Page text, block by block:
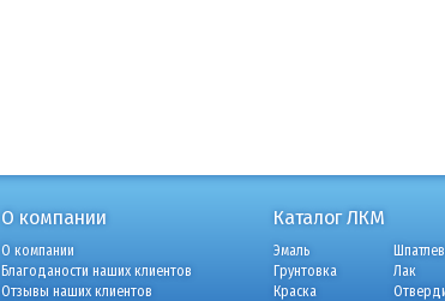
О компании
О компании
Благоданости наших клиентов
Отзывы наших клиентов
Каталог ЛКМ
Эмаль
Грунтовка
Лак
Краска